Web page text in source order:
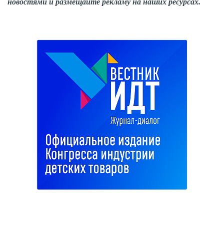
новостями и размещайте рекламу на наших ресурсах.